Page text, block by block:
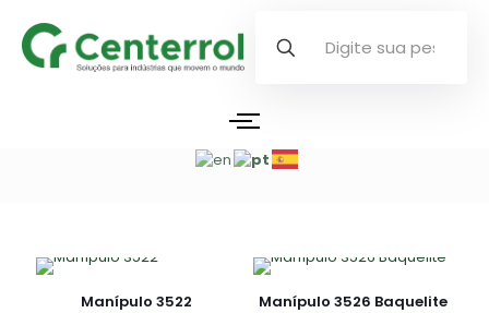
Manípulo 3522
Manípulo 3526 Baquelite